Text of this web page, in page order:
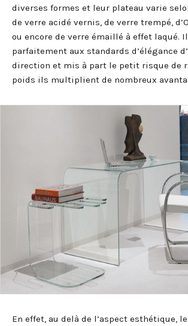
diverses formes et leur plateau varie
de verre acidé vernis, de verre trempé,
ou encore de verre émaillé à effet laqué.
parfaitement aux standards d’élégance
direction et mis à part le petit risque de
poids ils multiplient de nombreux
En effet, au delà de l’aspect esthétique,